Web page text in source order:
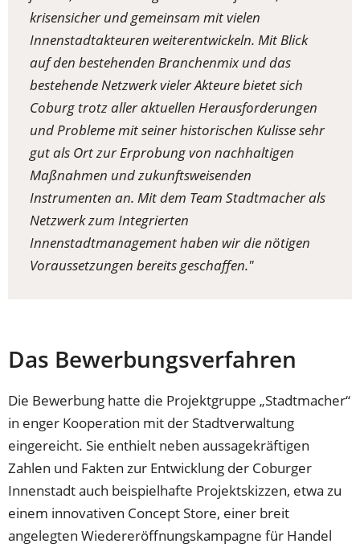
krisensicher und gemeinsam mit vielen
Innenstadtakteuren weiterentwickeln. Mit Blick
auf den bestehenden Branchenmix und das
bestehende Netzwerk vieler Akteure bietet sich
Coburg trotz aller aktuellen Herausforderungen
und Probleme mit seiner historischen Kulisse sehr
gut als Ort zur Erprobung von nachhaltigen
Maßnahmen und zukunftsweisenden
Instrumenten an. Mit dem Team Stadtmacher als
Netzwerk zum Integrierten
Innenstadtmanagement haben wir die nötigen
Voraussetzungen bereits geschaffen."
Das Bewerbungsverfahren
Die Bewerbung hatte die Projektgruppe „Stadtmacher“
in enger Kooperation mit der Stadtverwaltung
eingereicht. Sie enthielt neben aussagekräftigen
Zahlen und Fakten zur Entwicklung der Coburger
Innenstadt auch beispielhafte Projektskizzen, etwa zu
einem innovativen Concept Store, einer breit
angelegten Wiedereröffnungskampagne für Handel